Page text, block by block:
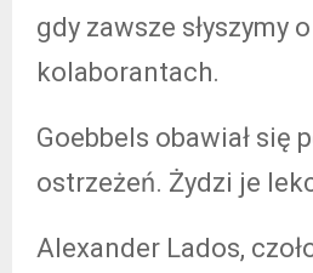
gdy zawsze słyszymy
kolaborantach.
Goebbels obawiał się
ostrzeżeń. Żydzi je
Alexander Lados,